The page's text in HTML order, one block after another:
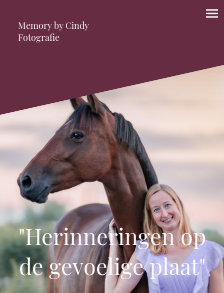
Memory by Cindy
Fotografie
"Herinneringen op
de gevoelige plaat"